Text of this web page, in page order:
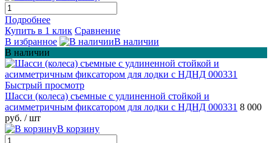
Подробнее
Купить в 1 клик Сравнение
В избранное
В наличии
В наличии
Быстрый просмотр
Шасси (колеса) съемные с удлиненной стойкой и
асимметричным фиксатором для лодки с НДНД 000331 8 000
руб. / шт
В корзину